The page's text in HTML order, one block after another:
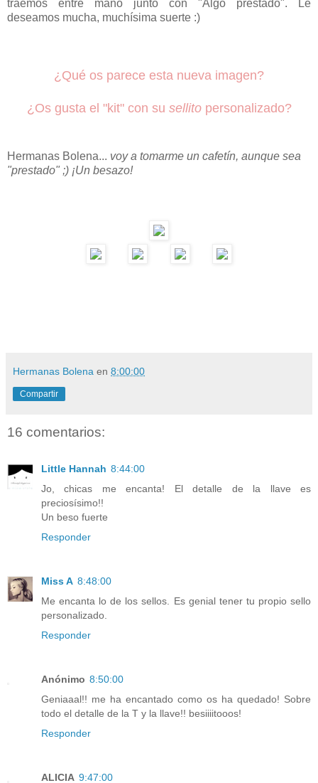
traemos entre mano junto con "Algo prestado". Le
deseamos mucha, muchísima suerte :)
¿Qué os parece esta nueva imagen?
¿Os gusta el "kit" con su sellitopersonalizado?
Hermanas Bolena... voy a tomarme un cafetín, aunque sea
"prestado" ;) ¡Un besazo!
Hermanas Bolena en 8:00:00
Compartir
16 comentarios:
Little Hannah 8:44:00
Jo, chicas me encanta! El detalle de la llave es
preciosísimo!!
Un beso fuerte
Responder
Miss A 8:48:00
Me encanta lo de los sellos. Es genial tener tu propio sello
personalizado.
Responder
Anónimo 8:50:00
Geniaaal!! me ha encantado como os ha quedado! Sobre
todo el detalle de la T y la llave!! besiiiitooos!
Responder
ALICIA 9:47:00